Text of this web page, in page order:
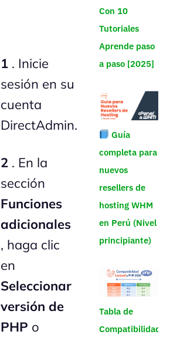
1 . Inicie
sesión en su
cuenta
DirectAdmin.
2 . En la
sección
Funciones
adicionales
, haga clic
en
Seleccionar
versión de
PHP o
Con 10
Tutoriales
Aprende paso
a paso [2025]
Guía
completa para
nuevos
resellers de
hosting WHM
en Perú (Nivel
principiante)
Tabla de
Compatibilidad